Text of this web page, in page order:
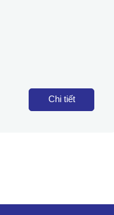
Chi tiết